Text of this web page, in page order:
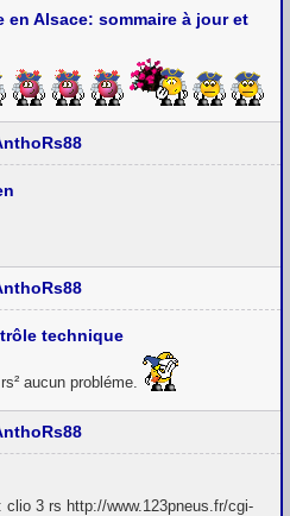
en Alsace: sommaire à jour et
technique
aucun probléme.
clio 3 rs http://www.123pneus.fr/cgi-